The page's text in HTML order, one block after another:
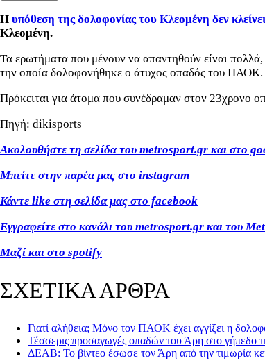
Η υπόθεση της δολοφονίας του Κλεομένη δεν
Κλεομένη.
Τα ερωτήματα που μένουν να απαντηθούν είναι
την οποία δολοφονήθηκε ο άτυχος οπαδός του ΠΑΟΚ.
Πρόκειται για άτομα που συνέδραμαν στον 23χρονο
Πηγή: dikisports
Ακολουθήστε τη σελίδα του metrosport.gr και στο
Μπείτε στην παρέα μας στο instagram
Κάντε like στη σελίδα μας στο facebook
Εγγραφείτε στο κανάλι του metrosport.gr και του
Μαζί και στο spotify
ΣΧΕΤΙΚΑ ΑΡΘΡΑ
Γιατί αλήθεια; Μόνο τον ΠΑΟΚ έχει αγγίξει η
Τέσσερις προσαγωγές οπαδών του Άρη στο
ΔΕΑΒ: Το βίντεο έσωσε τον Άρη από την τιμωρία